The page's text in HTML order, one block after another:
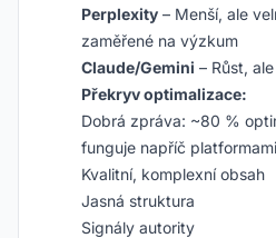
Perplexity – Menší, ale
zaměřené na výzkum
Claude/Gemini – Růst,
Překryv optimalizace:
Dobrá zpráva: ~80 %
funguje napříč
Kvalitní, komplexní obsah
Jasná struktura
Signály autority